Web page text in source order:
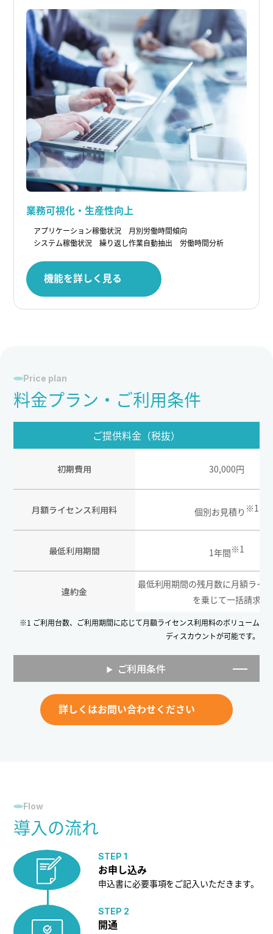
業務可視化・生産性向上
アプリケーション稼働状況
月別労働時間傾向
システム稼働状況
繰り返し作業自動抽出 労働時間分析
機能を詳しく見る
Price plan
料金プラン・ご利用条件
ご提供料金（税抜）
初期費用 30,000円
月額ライセンス利用料 個別お見積り ※1
最低利用期間 1年間※1
違約金
最低利用期間の残月数に月額ライ
を乗じて一括請求
※1 ご利用台数、ご利用期間に応じて月額ライセンス利用料のボリューム
ディスカウントが可能です。
ご利用条件
詳しくはお問い合わせください
Flow
導入の流れ
STEP 1
お申し込み
申込書に必要事項をご記入いただきます。
STEP 2
開通